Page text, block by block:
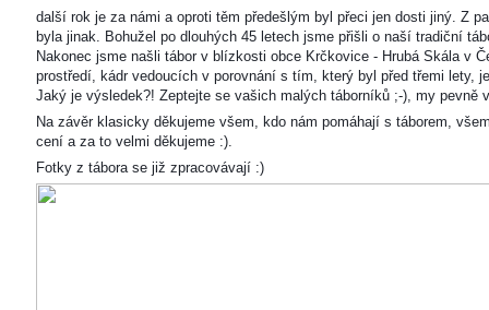
další rok je za námi a oproti těm předešlým byl přeci jen dosti jiný. Z
byla jinak. Bohužel po dlouhých 45 letech jsme přišli o naší tradiční
Nakonec jsme našli tábor v blízkosti obce Krčkovice - Hrubá Skála v
prostředí, kádr vedoucích v porovnání s tím, který byl před třemi lety,
Jaký je výsledek?! Zeptejte se vašich malých táborníků ;-), my pevně
Na závěr klasicky děkujeme všem, kdo nám pomáhají s táborem,
cení a za to velmi děkujeme :).
Fotky z tábora se již zpracovávají :)